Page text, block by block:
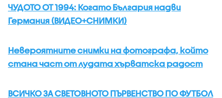
ЧУДОТО ОТ 1994: Когато България надви
Германия (ВИДЕО+СНИМКИ)
Невероятните снимки на фотографа, който
стана част от лудата хърватска радост
ВСИЧКО ЗА СВЕТОВНОТО ПЪРВЕНСТВО ПО ФУТБОЛ